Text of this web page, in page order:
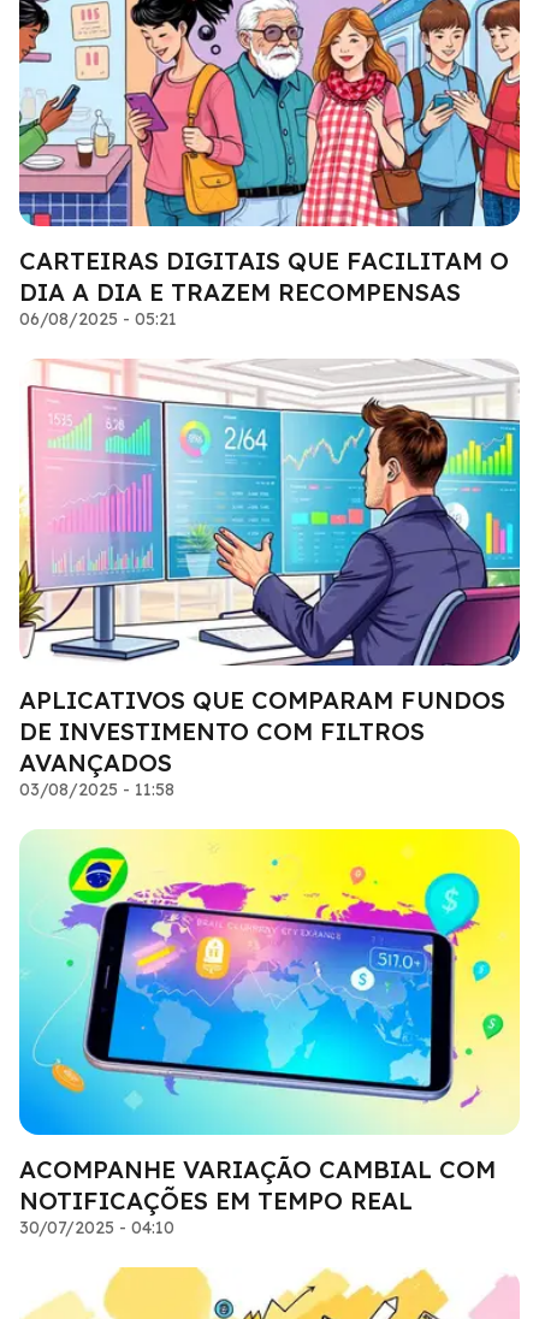
CARTEIRAS DIGITAIS QUE FACILITAM O
DIA A DIA E TRAZEM RECOMPENSAS
06/08/2025 - 05:21
APLICATIVOS QUE COMPARAM FUNDOS
DE INVESTIMENTO COM FILTROS
AVANÇADOS
03/08/2025 - 11:58
ACOMPANHE VARIAÇÃO CAMBIAL COM
NOTIFICAÇÕES EM TEMPO REAL
30/07/2025 - 04:10